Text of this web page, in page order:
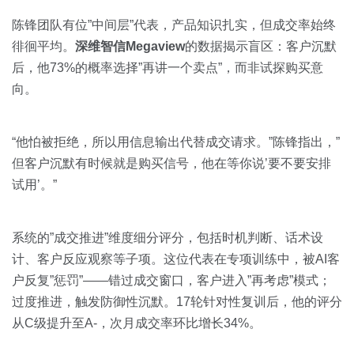
陈锋团队有位”中间层”代表，产品知识扎实，但成交率始终
徘徊平均。 深维智信Megaview的数据揭示盲区：客户沉默
后，他73%的概率选择”再讲一个卖点”，而非试探购买意
向。
“他怕被拒绝，所以用信息输出代替成交请求。”陈锋指出，”
但客户沉默有时候就是购买信号，他在等你说’要不要安排
试用’。”
系统的”成交推进”维度细分评分，包括时机判断、话术设
计、客户反应观察等子项。这位代表在专项训练中，被AI客
户反复”惩罚”——错过成交窗口，客户进入”再考虑”模式；
过度推进，触发防御性沉默。17轮针对性复训后，他的评分
从C级提升至A-，次月成交率环比增长34%。